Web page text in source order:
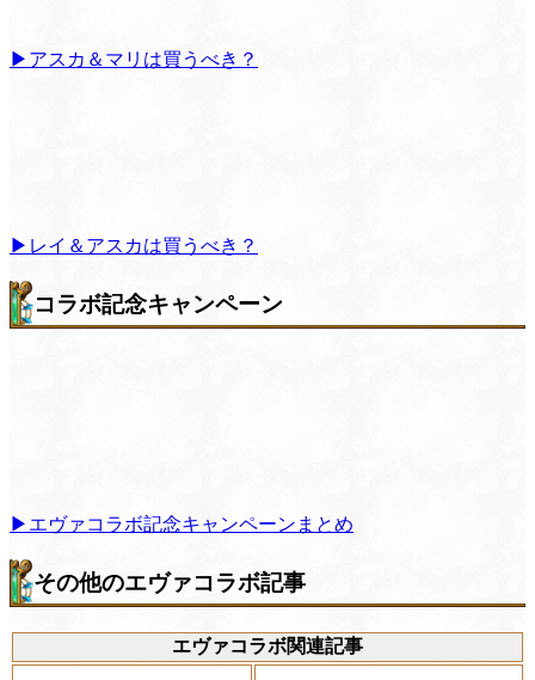
▶アスカ＆マリは買うべき？
▶レイ＆アスカは買うべき？
コラボ記念キャンペーン
▶エヴァコラボ記念キャンペーンまとめ
その他のエヴァコラボ記事
エヴァコラボ関連記事